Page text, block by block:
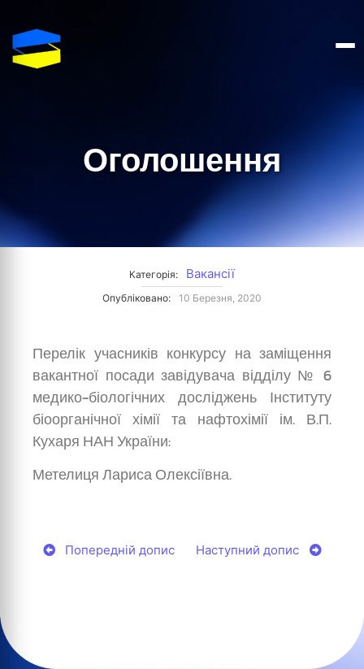
Оголошення
Категорія: Вакансії
Опубліковано: 10 Березня, 2020
Перелік учасників конкурсу на заміщення
вакантної посади завідувача відділу № 6
медико-біологічних досліджень Інституту
біоорганічної хімії та нафтохімії ім. В.П.
Кухаря НАН України:
Метелиця Лариса Олексіївна.
Попередній допис Наступний допис